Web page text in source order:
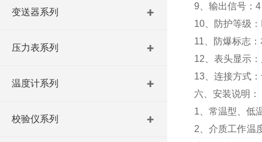
变送器系列
压力表系列
温度计系列
校验仪系列
9、输出信号：
10、防护等级
11、防爆标志
12、表头显示
13、连接方式
六、安装说明：
1、常温型、低
2、介质工作温